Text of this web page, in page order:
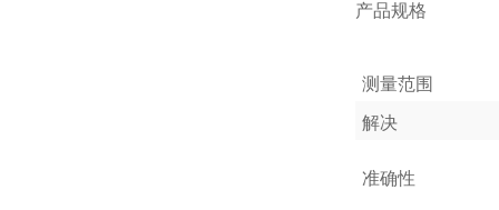
产品规格
测量范围
解决
准确性